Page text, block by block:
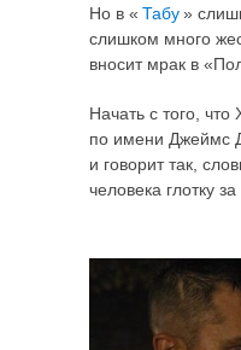
Но в « Табу»
слишком много
вносит мрак в
Начать с того, что
по имени Джеймс
и говорит так,
человека глотку